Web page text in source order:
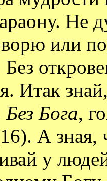
Не
или
Итак
Без Бога,
А зная,
у